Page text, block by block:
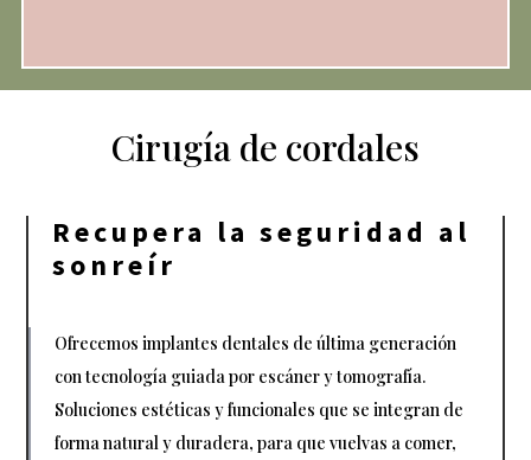
Cirugía de cordales
Recupera la seguridad al
sonreír
Ofrecemos implantes dentales de última generación
con tecnología guiada por escáner y tomografía.
Soluciones estéticas y funcionales que se integran de
forma natural y duradera, para que vuelvas a comer,